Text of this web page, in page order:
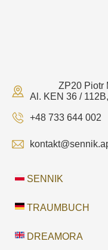
ZP20 Piotr
Al. KEN 36 /
+48 733 644 002
SENNIK
TRAUMBUCH
DREAMORA